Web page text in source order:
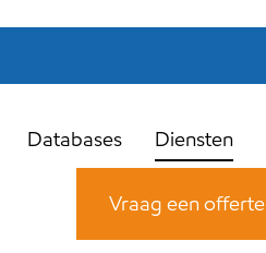
Databases Diensten
Vraag een offerte